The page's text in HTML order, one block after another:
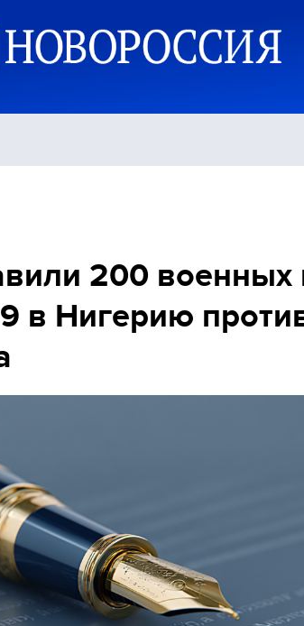
200 военных
в Нигерию